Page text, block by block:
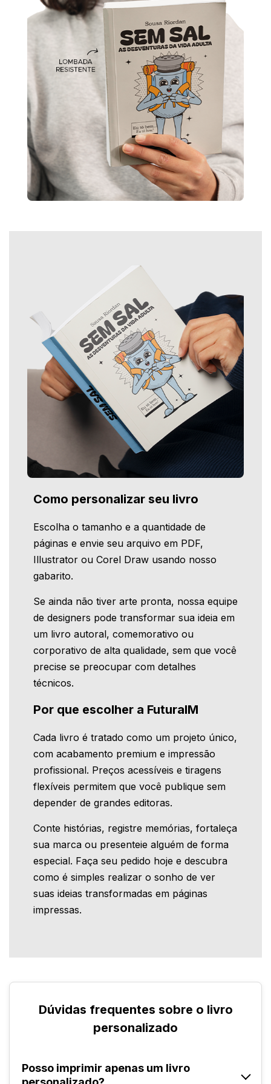
Como personalizar seu livro
Escolha o tamanho e a quantidade de
páginas e envie seu arquivo em PDF,
Illustrator ou Corel Draw usando nosso
gabarito.
Se ainda não tiver arte pronta, nossa equipe
de designers pode transformar sua ideia em
um livro autoral, comemorativo ou
corporativo de alta qualidade, sem que você
precise se preocupar com detalhes
técnicos.
Por que escolher a FuturaIM
Cada livro é tratado como um projeto único,
com acabamento premium e impressão
profissional. Preços acessíveis e tiragens
flexíveis permitem que você publique sem
depender de grandes editoras.
Conte histórias, registre memórias, fortaleça
sua marca ou presenteie alguém de forma
especial. Faça seu pedido hoje e descubra
como é simples realizar o sonho de ver
suas ideias transformadas em páginas
impressas.
Dúvidas frequentes sobre o livro
personalizado
Posso imprimir apenas um livro